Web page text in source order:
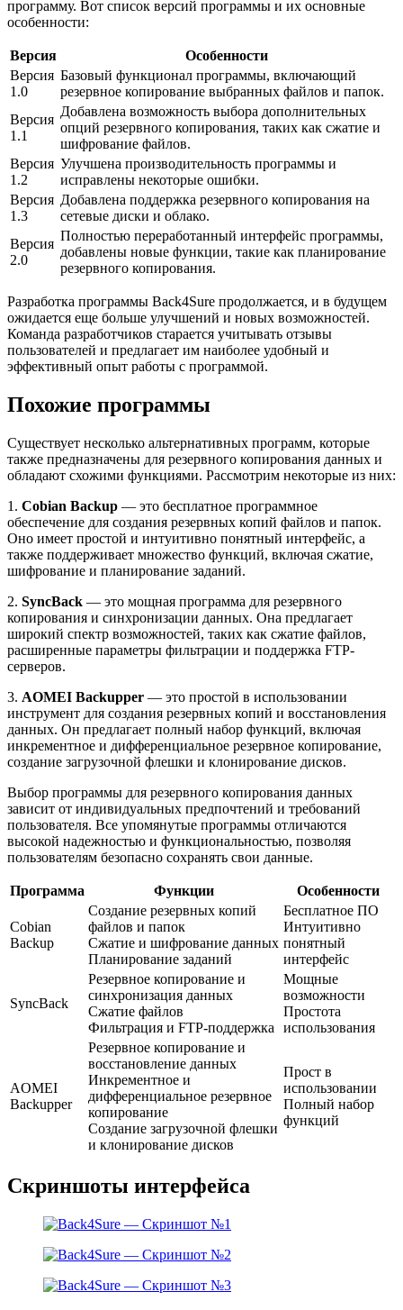
программу. Вот список версий программы и их основные
особенности:
Версия
Особенности
Версия
1.0
Базовый функционал программы, включающий
резервное копирование выбранных файлов и папок.
Версия
1.1
Добавлена возможность выбора дополнительных
опций резервного копирования, таких как сжатие и
шифрование файлов.
Версия
1.2
Улучшена производительность программы и
исправлены некоторые ошибки.
Версия
1.3
Добавлена поддержка резервного копирования на
сетевые диски и облако.
Версия
2.0
Полностью переработанный интерфейс программы,
добавлены новые функции, такие как планирование
резервного копирования.
Разработка программы Back4Sure продолжается, и в будущем
ожидается еще больше улучшений и новых возможностей.
Команда разработчиков старается учитывать отзывы
пользователей и предлагает им наиболее удобный и
эффективный опыт работы с программой.
Похожие программы
Существует несколько альтернативных программ, которые
также предназначены для резервного копирования данных и
обладают схожими функциями. Рассмотрим некоторые из них:
1. Cobian Backup — это бесплатное программное
обеспечение для создания резервных копий файлов и папок.
Оно имеет простой и интуитивно понятный интерфейс, а
также поддерживает множество функций, включая сжатие,
шифрование и планирование заданий.
2. SyncBack — это мощная программа для резервного
копирования и синхронизации данных. Она предлагает
широкий спектр возможностей, таких как сжатие файлов,
расширенные параметры фильтрации и поддержка FTP-
серверов.
3. AOMEI Backupper — это простой в использовании
инструмент для создания резервных копий и восстановления
данных. Он предлагает полный набор функций, включая
инкрементное и дифференциальное резервное копирование,
создание загрузочной флешки и клонирование дисков.
Выбор программы для резервного копирования данных
зависит от индивидуальных предпочтений и требований
пользователя. Все упомянутые программы отличаются
высокой надежностью и функциональностью, позволяя
пользователям безопасно сохранять свои данные.
Программа Функции Особенности
Cobian
Backup
Создание резервных копий
файлов и папок
Сжатие и шифрование данных
Планирование заданий
Бесплатное ПО
Интуитивно
понятный
интерфейс
SyncBack
Резервное копирование и
синхронизация данных
Сжатие файлов
Фильтрация и FTP-поддержка
Мощные
возможности
Простота
использования
AOMEI
Backupper
Резервное копирование и
восстановление данных
Инкрементное и
дифференциальное резервное
копирование
Создание загрузочной флешки
и клонирование дисков
Прост в
использовании
Полный набор
функций
Скриншоты интерфейса